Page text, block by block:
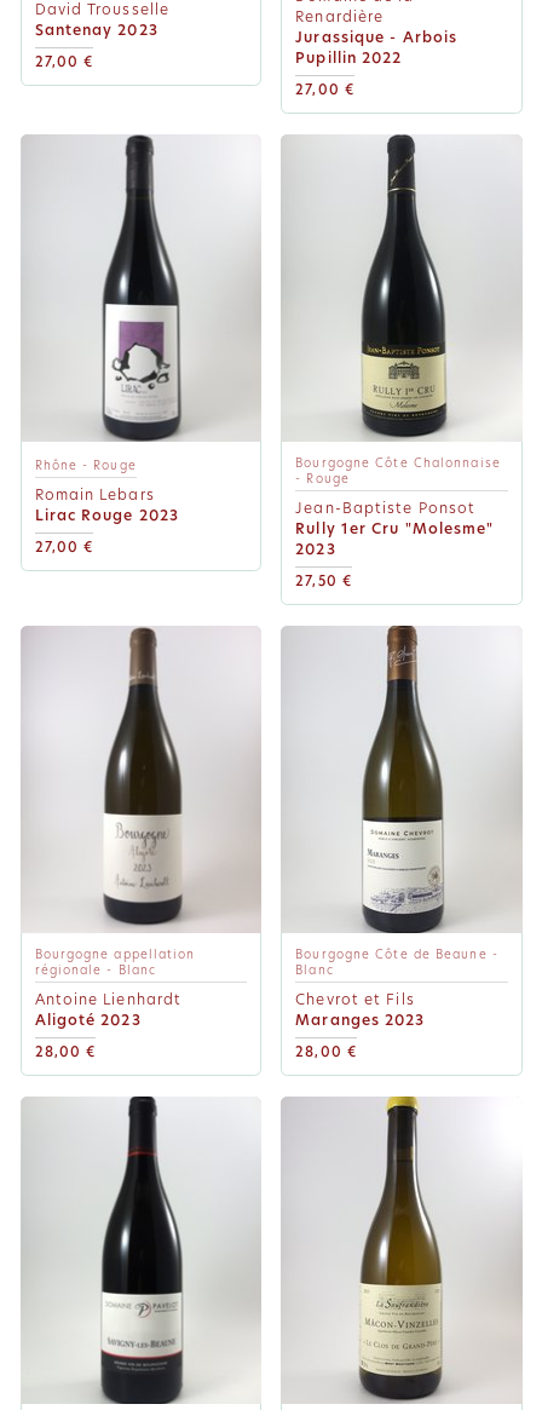
David Trousselle
Santenay 2023
27,00 €
Renardière
Jurassique - Arbois
Pupillin 2022
27,00 €
Rhône - Rouge
Romain Lebars
Lirac Rouge 2023
27,00 €
Bourgogne Côte Chalonnaise
- Rouge
Jean-Baptiste Ponsot
Rully 1er Cru "Molesme"
2023
27,50 €
Bourgogne appellation
régionale - Blanc
Antoine Lienhardt
Aligoté 2023
28,00 €
Bourgogne Côte de Beaune -
Blanc
Chevrot et Fils
Maranges 2023
28,00 €